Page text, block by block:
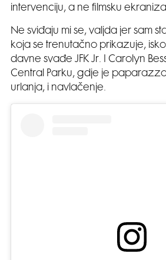
intervenciju, a ne filmsku
Ne sviđaju mi se, valjda jer sam
koja se trenutačno prikazuje,
davne svađe JFK Jr. I Carolyn
Central Parku, gdje je
urlanja, i navlačenje.